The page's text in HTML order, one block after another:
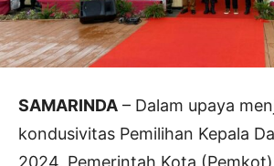
SAMARINDA – Dalam upaya
kondusivitas Pemilihan Kepala
2024, Pemerintah Kota